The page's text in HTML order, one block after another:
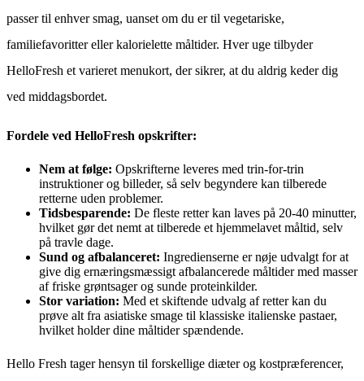
passer til enhver smag, uanset om du er til vegetariske,
familiefavoritter eller kalorielette måltider. Hver uge tilbyder
HelloFresh et varieret menukort, der sikrer, at du aldrig keder dig
ved middagsbordet.
Fordele ved HelloFresh opskrifter:
Nem at følge: Opskrifterne leveres med trin-for-trin
instruktioner og billeder, så selv begyndere kan tilberede
retterne uden problemer.
Tidsbesparende: De fleste retter kan laves på 20-40 minutter,
hvilket gør det nemt at tilberede et hjemmelavet måltid, selv
på travle dage.
Sund og afbalanceret: Ingredienserne er nøje udvalgt for at
give dig ernæringsmæssigt afbalancerede måltider med masser
af friske grøntsager og sunde proteinkilder.
Stor variation: Med et skiftende udvalg af retter kan du
prøve alt fra asiatiske smage til klassiske italienske pastaer,
hvilket holder dine måltider spændende.
Hello Fresh tager hensyn til forskellige diæter og kostpræferencer,